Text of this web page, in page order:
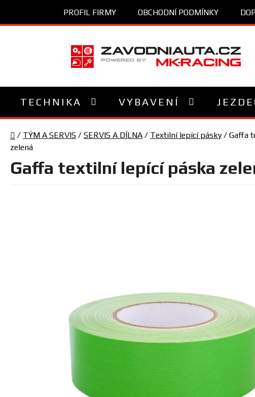
obsah
PROFIL FIRMY OBCHODNÍ PODMÍNKY
TECHNIKA VYBAVENÍ
Domů
/ TÝM A SERVIS / SERVIS A DÍLNA / Textilní lepící pásky / Gaffa
zelená
Gaffa textilní lepící páska